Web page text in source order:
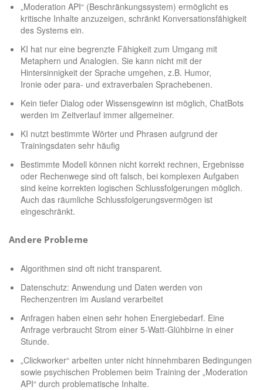
„Moderation API“ (Beschränkungssystem) ermöglicht es
kritische Inhalte anzuzeigen, schränkt Konversationsfähigkeit
des Systems ein.
KI hat nur eine begrenzte Fähigkeit zum Umgang mit
Metaphern und Analogien. Sie kann nicht mit der
Hintersinnigkeit der Sprache umgehen, z.B. Humor,
Ironie oder para- und extraverbalen Sprachebenen.
Kein tiefer Dialog oder Wissensgewinn ist möglich, ChatBots
werden im Zeitverlauf immer allgemeiner.
KI nutzt bestimmte Wörter und Phrasen aufgrund der
Trainingsdaten sehr häufig
Bestimmte Modell können nicht korrekt rechnen, Ergebnisse
oder Rechenwege sind oft falsch, bei komplexen Aufgaben
sind keine korrekten logischen Schlussfolgerungen möglich.
Auch das räumliche Schlussfolgerungsvermögen ist
eingeschränkt.
Andere Probleme
Algorithmen sind oft nicht transparent.
Datenschutz: Anwendung und Daten werden von
Rechenzentren im Ausland verarbeitet
Anfragen haben einen sehr hohen Energiebedarf. Eine
Anfrage verbraucht Strom einer 5-Watt-Glühbirne in einer
Stunde.
„Clickworker“ arbeiten unter nicht hinnehmbaren Bedingungen
sowie psychischen Problemen beim Training der „Moderation
API“ durch problematische Inhalte.